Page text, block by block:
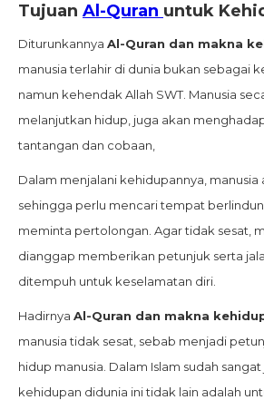
Tujuan Al-Quran untuk
Diturunkannya Al-Quran dan makna
manusia terlahir di dunia bukan sebagai
namun kehendak Allah SWT. Manusia
melanjutkan hidup, juga akan
tantangan dan cobaan,
Dalam menjalani kehidupannya, manusia
sehingga perlu mencari tempat
meminta pertolongan. Agar tidak sesat,
dianggap memberikan petunjuk serta
ditempuh untuk keselamatan diri.
Hadirnya Al-Quran dan makna
manusia tidak sesat, sebab menjadi
hidup manusia. Dalam Islam sudah
kehidupan didunia ini tidak lain adalah